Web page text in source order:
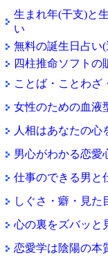
生まれ年(干支)と
い
無料の誕生日占い
四柱推命ソフトの
ことば・ことわざ
女性のための血液
人相はあなたの心
男心がわかる恋愛
仕事のできる男と
しぐさ・癖・見た
心の裏をズバッと
恋愛学は陰陽の本